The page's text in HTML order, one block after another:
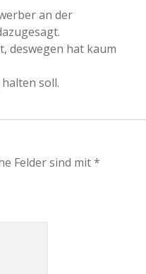
an der
deswegen hat kaum
soll.
Felder sind mit*